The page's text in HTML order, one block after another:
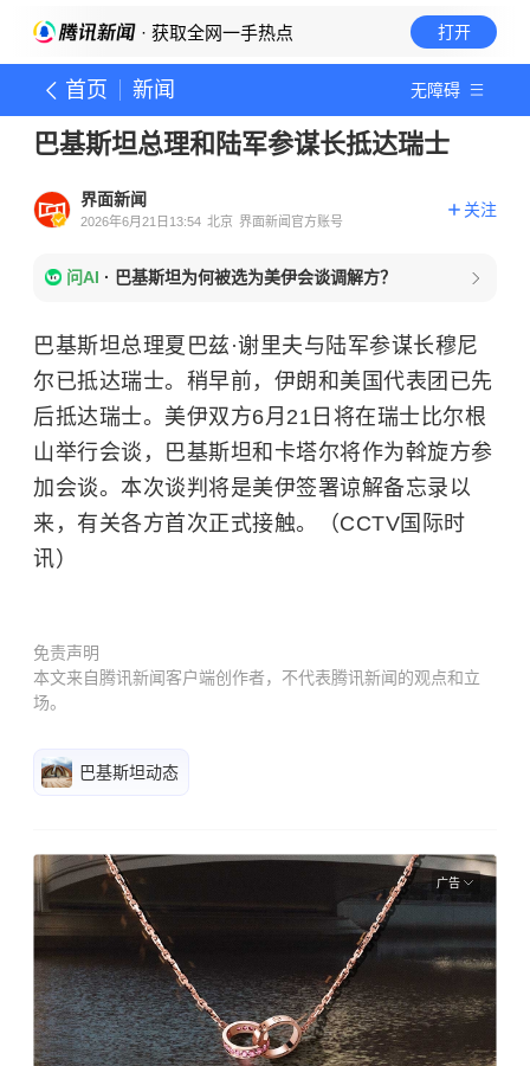
· 获取全网一手热点 打开
首页 新闻 无障碍
巴基斯坦总理和陆军参谋长抵达瑞士
界面新闻
2026年6月21日13:54 北京 界面新闻官方账号
关注
问AI · 巴基斯坦为何被选为美伊会谈调解方？
巴基斯坦总理夏巴兹·谢里夫与陆军参谋长穆尼
尔已抵达瑞士。稍早前，伊朗和美国代表团已先
后抵达瑞士。美伊双方6月21日将在瑞士比尔根
山举行会谈， 巴基斯坦和卡塔尔将作为斡旋方参
加会谈。本次谈判将是美伊签署谅解备忘录以
来，有关各方首次正式接触。（CCTV国际时
讯）
免责声明
本文来自腾讯新闻客户端创作者，不代表腾讯新闻的观点和立
场。
巴基斯坦动态
广告